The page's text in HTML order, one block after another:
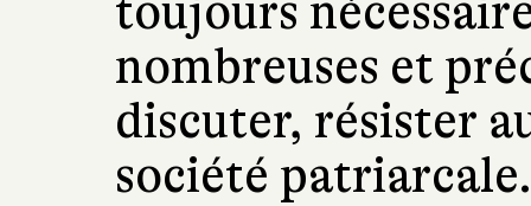
toujours
nombreuses et
discuter, résister
société patriarcale.